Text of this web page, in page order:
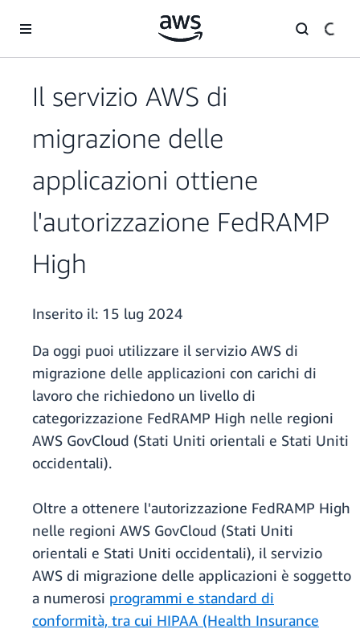
Il servizio AWS di
migrazione delle
applicazioni ottiene
l'autorizzazione FedRAMP
High
Inserito il: 15 lug 2024
Da oggi puoi utilizzare il servizio AWS di
migrazione delle applicazioni con carichi di
lavoro che richiedono un livello di
categorizzazione FedRAMP High nelle regioni
AWS GovCloud (Stati Uniti orientali e Stati Uniti
occidentali).
Oltre a ottenere l'autorizzazione FedRAMP High
nelle regioni AWS GovCloud (Stati Uniti
orientali e Stati Uniti occidentali), il servizio
AWS di migrazione delle applicazioni è soggetto
a numerosi programmi e standard di
conformità, tra cui HIPAA (Health Insurance